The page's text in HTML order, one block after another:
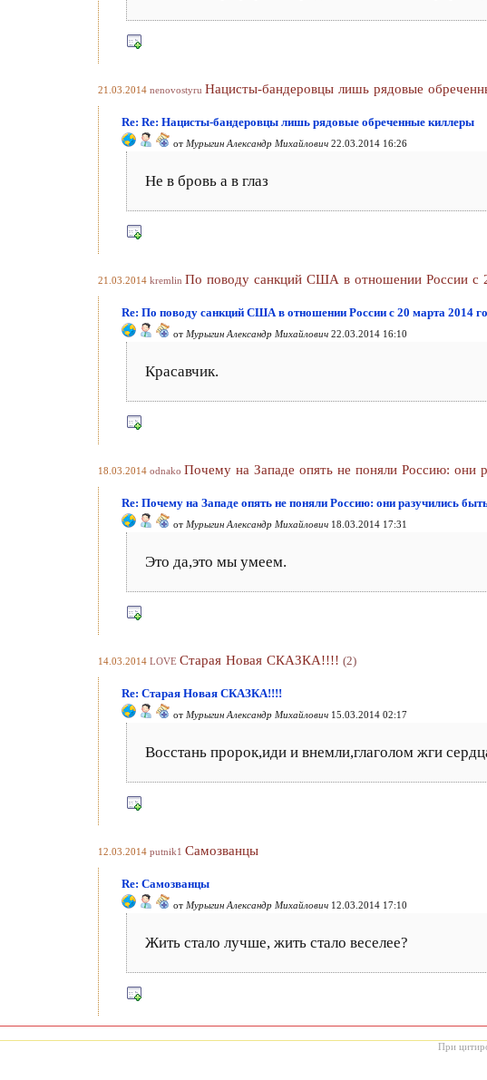
21.03.2014 nenovostyru Нацисты-бандеровцы лишь рядовые
Re: Re: Нацисты-бандеровцы лишь рядовые обреченные киллеры
от Мурыгин Александр Михайлович 22.03.2014 16:26
Не в бровь а в глаз
21.03.2014 kremlin По поводу санкций США в отношении России с
Re: По поводу санкций США в отношении России с 20 марта 2014
от Мурыгин Александр Михайлович 22.03.2014 16:10
Красавчик.
18.03.2014 odnako Почему на Западе опять не поняли Россию: они
Re: Почему на Западе опять не поняли Россию: они разучились
от Мурыгин Александр Михайлович 18.03.2014 17:31
Это да,это мы умеем.
14.03.2014 LOVE Старая Новая СКАЗКА!!!! (2)
Re: Старая Новая СКАЗКА!!!!
от Мурыгин Александр Михайлович 15.03.2014 02:17
Восстань пророк,иди и внемли,глаголом жги
12.03.2014 putnik1 Самозванцы
Re: Самозванцы
от Мурыгин Александр Михайлович 12.03.2014 17:10
Жить стало лучше, жить стало веселее?
При